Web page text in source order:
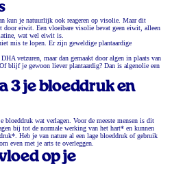
kun je natuurlijk ook reageren op visolie. Maar dit
door eiwit. Een vloeibare visolie bevat geen eiwit, alleen
wat wel eiwit is.
mis te lopen. Er zijn geweldige plantaardige
vetzuren, maar dan gemaakt door algen in plaats van
blijf je gewoon liever plantaardig? Dan is algenolie een
3 je bloeddruk en
bloeddruk wat verlagen. Voor de meeste mensen is dit
bij tot de normale werking van het hart* en kunnen
Heb je van nature al een lage bloeddruk of gebruik
even met je arts te overleggen.
op je